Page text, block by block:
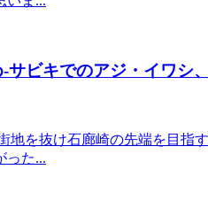
ビキでのアジ・イワシ
地を抜け石廊崎の先端を目
った...